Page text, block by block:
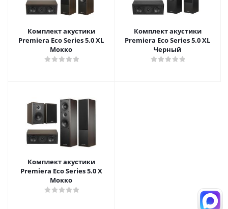
Комплект акустики
Premiera Eco Series 5.0 XL
Мокко
Комплект акустики
Premiera Eco Series 5.0 XL
Черный
Комплект акустики
Premiera Eco Series 5.0 X
Мокко